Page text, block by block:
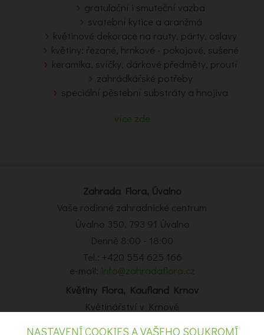
gratulační i smuteční vazba
svatební kytice a aranžmá
květinové dekorace na rauty, párty, oslavy
květiny: řezané, hrnkové - pokojové, sušené
keramika, svíčky, dárkové předměty, proutí
zahrádkářské potřeby
speciální pěstební substráty a hnojiva
více zde
Zahrada Flora, Úvalno
Vaše rodinné zahradnické centrum
Úvalno 350, 793 91 Úvalno
Denně 8:00 - 18:00
Tel.: +420 554 625 166
e-mail: info@zahradaflora.cz
Květiny Flora, Kaufland Krnov
Květinářství v Krnově
Obchodní centrum Kaufland Krnov, Opavská 14, Krnov
NASTAVENÍ COOKIES A VAŠEHO SOUKROMÍ